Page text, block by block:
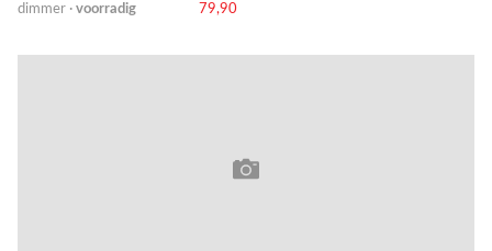
dimmer · voorradig 79,90